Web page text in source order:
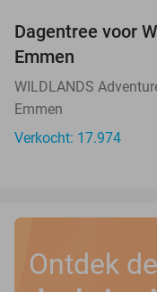
Dagentree voor
Emmen
WILDLANDS
Emmen
Verkocht: 17.974
Ontdek